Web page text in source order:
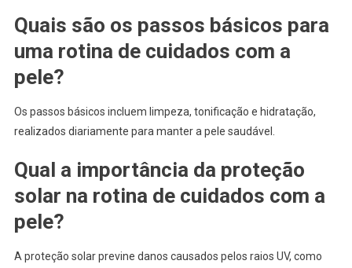
Quais são os passos básicos para
uma rotina de cuidados com a
pele?
Os passos básicos incluem limpeza, tonificação e hidratação,
realizados diariamente para manter a pele saudável.
Qual a importância da proteção
solar na rotina de cuidados com a
pele?
A proteção solar previne danos causados pelos raios UV, como